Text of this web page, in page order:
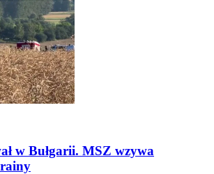
w Bułgarii. MSZ wzywa